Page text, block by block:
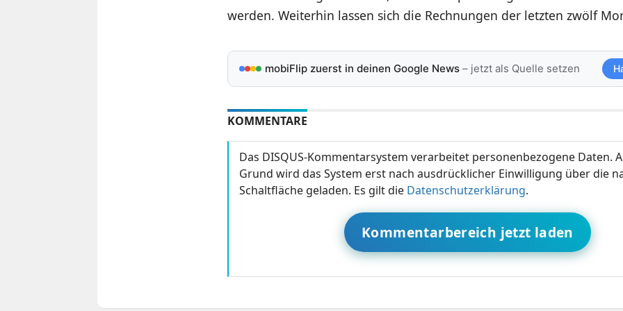
werden. Weiterhin lassen sich die Rechnungen der letzten zwölf
mobiFlip zuerst in deinen Google News– jetzt als Quelle setzen
KOMMENTARE
Das DISQUS-Kommentarsystem verarbeitet personenbezogene Daten.
Grund wird das System erst nach ausdrücklicher Einwilligung über die
Schaltfläche geladen. Es gilt die Datenschutzerklärung.
Kommentarbereich jetzt laden